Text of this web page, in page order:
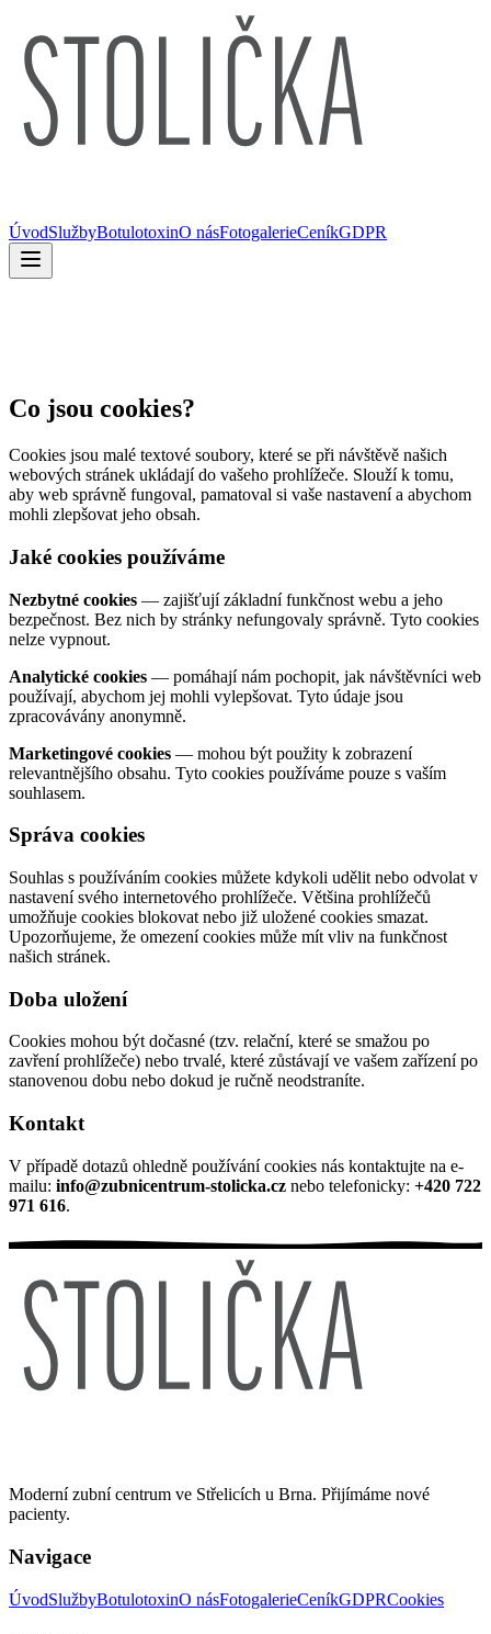
ÚvodSlužbyBotulotoxinO násFotogalerieCeníkGDPR
Co jsou cookies?
Cookies jsou malé textové soubory, které se při návštěvě našich
webových stránek ukládají do vašeho prohlížeče. Slouží k tomu,
aby web správně fungoval, pamatoval si vaše nastavení a abychom
mohli zlepšovat jeho obsah.
Jaké cookies používáme
Nezbytné cookies — zajišťují základní funkčnost webu a jeho
bezpečnost. Bez nich by stránky nefungovaly správně. Tyto cookies
nelze vypnout.
Analytické cookies — pomáhají nám pochopit, jak návštěvníci web
používají, abychom jej mohli vylepšovat. Tyto údaje jsou
zpracovávány anonymně.
Marketingové cookies — mohou být použity k zobrazení
relevantnějšího obsahu. Tyto cookies používáme pouze s vaším
souhlasem.
Správa cookies
Souhlas s používáním cookies můžete kdykoli udělit nebo odvolat v
nastavení svého internetového prohlížeče. Většina prohlížečů
umožňuje cookies blokovat nebo již uložené cookies smazat.
Upozorňujeme, že omezení cookies může mít vliv na funkčnost
našich stránek.
Doba uložení
Cookies mohou být dočasné (tzv. relační, které se smažou po
zavření prohlížeče) nebo trvalé, které zůstávají ve vašem zařízení po
stanovenou dobu nebo dokud je ručně neodstraníte.
Kontakt
V případě dotazů ohledně používání cookies nás kontaktujte na e-
mailu: info@zubnicentrum-stolicka.cz nebo telefonicky: +420 722
971 616.
Moderní zubní centrum ve Střelicích u Brna. Přijímáme nové
pacienty.
Navigace
ÚvodSlužbyBotulotoxinO násFotogalerieCeníkGDPRCookies